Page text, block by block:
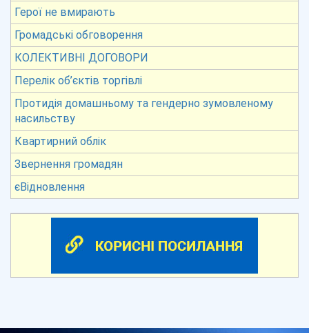
Герої не вмирають
Громадські обговорення
КОЛЕКТИВНІ ДОГОВОРИ
Перелік об’єктів торгівлі
Протидія домашньому та гендерно зумовленому
насильству
Квартирний облік
Звернення громадян
єВідновлення